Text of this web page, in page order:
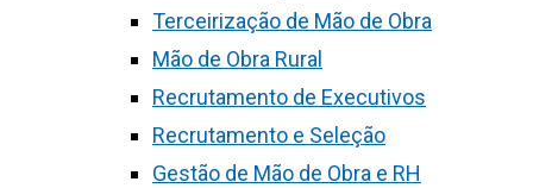
Terceirização de Mão de Obra
Mão de Obra Rural
Recrutamento de Executivos
Recrutamento e Seleção
Gestão de Mão de Obra e RH